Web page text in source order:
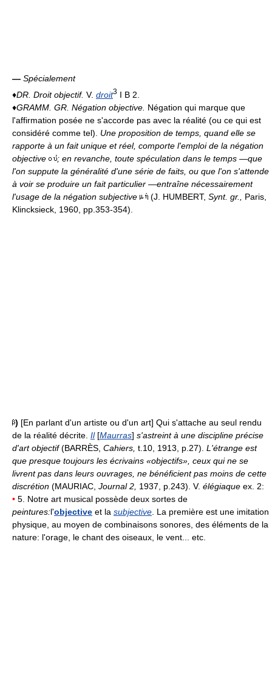
— Spécialement
♦DR. Droit objectif. V. droit3 I B 2.
♦GRAMM. GR. Négation objective. Négation qui marque que
l'affirmation posée ne s'accorde pas avec la réalité (ou ce qui est
considéré comme tel). Une proposition de temps, quand elle se
rapporte à un fait unique et réel, comporte l'emploi de la négation
objective
; en revanche, toute spéculation dans le temps —que
l'on suppute la généralité d'une série de faits, ou que l'on s'attende
à voir se produire un fait particulier —entraîne nécessairement
l'usage de la négation subjective
(J. HUMBERT, Synt. gr., Paris,
Klincksieck, 1960, pp.353-354).
) [En parlant d'un artiste ou d'un art] Qui s'attache au seul rendu
de la réalité décrite. Il [Maurras] s'astreint à une discipline précise
d'art objectif(BARRÈS, Cahiers, t.10, 1913, p.27). L'étrange est
que presque toujours les écrivains «objectifs», ceux qui ne se
livrent pas dans leurs ouvrages, ne bénéficient pas moins de cette
discrétion (MAURIAC, Journal 2, 1937, p.243). V. élégiaque ex. 2:
• 5. Notre art musical possède deux sortes de
peintures:l'objective et la subjective . La première est une imitation
physique, au moyen de combinaisons sonores, des éléments de la
nature: l'orage, le chant des oiseaux, le vent... etc.